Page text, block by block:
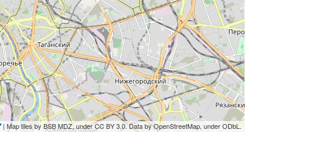
| Map tiles by BSB MDZ, under CC BY 3.0. Data by OpenStreetMap, under ODbL.